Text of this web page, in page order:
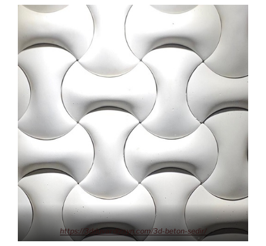
https://3dduvardizayn.com/3d-beton-sedir/